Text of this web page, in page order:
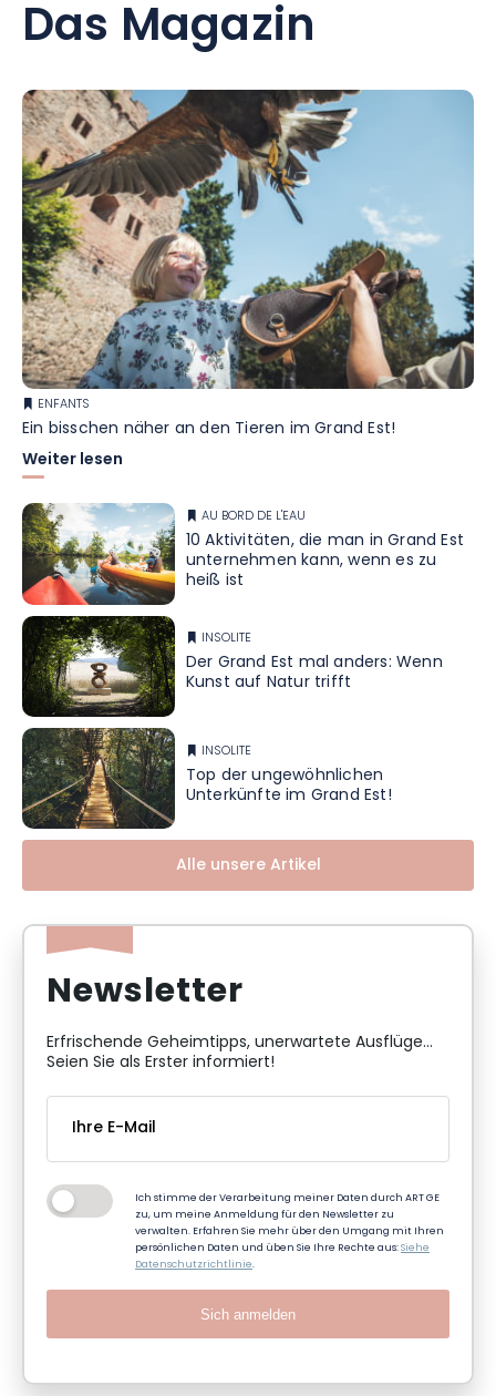
Das Magazin
ENFANTS
Ein bisschen näher an den Tieren im Grand Est!
Weiter lesen
AU BORD DE L'EAU
10 Aktivitäten, die man in Grand Est
unternehmen kann, wenn es zu
heiß ist
INSOLITE
Der Grand Est mal anders: Wenn
Kunst auf Natur trifft
INSOLITE
Top der ungewöhnlichen
Unterkünfte im Grand Est!
Alle unsere Artikel
Newsletter
Erfrischende Geheimtipps, unerwartete Ausflüge...
Seien Sie als Erster informiert!
Ich stimme der Verarbeitung meiner Daten durch ART GE
zu, um meine Anmeldung für den Newsletter zu
verwalten. Erfahren Sie mehr über den Umgang mit Ihren
persönlichen Daten und üben Sie Ihre Rechte aus:Siehe
Datenschutzrichtlinie.
Sich anmelden